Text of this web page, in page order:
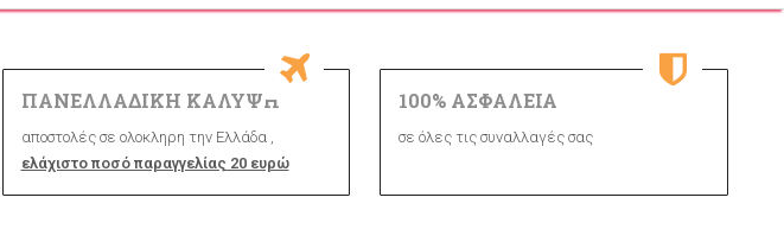
ΠΑΝΕΛΛΑΔΙΚΗ ΚΑΛΥΨΗ
αποστολές σε ολοκληρη την Ελλάδα ,
ελάχιστο ποσό παραγγελίας 20 ευρώ
100% ΑΣΦΑΛΕΙΑ
σε όλες τις συναλλαγές σας